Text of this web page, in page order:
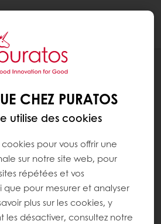
CHEZ PURATOS
utilise des cookies
cookies pour vous offrir une
sur notre site web, pour
répétées et vos
que pour mesurer et analyser
plus sur les cookies, y
les désactiver, consultez notre